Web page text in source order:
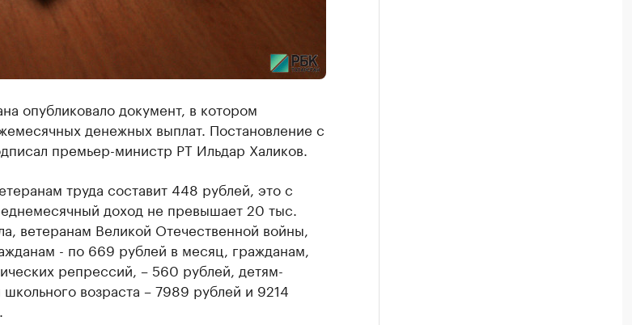
опубликовало документ, в котором
денежных выплат. Постановление с
премьер-министр РТ Ильдар Халиков.
труда составит 448 рублей, это с
доход не превышает 20 тыс.
ветеранам Великой Отечественной войны,
- по 669 рублей в месяц, гражданам,
репрессий, – 560 рублей, детям-
возраста – 7989 рублей и 9214